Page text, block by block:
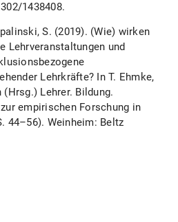
1438408.
S. (2019). (Wie) wirken
Lehrveranstaltungen und
Lehrkräfte? In T. Ehmke,
(Hrsg.) Lehrer. Bildung.
empirischen Forschung in
44–56). Weinheim: Beltz